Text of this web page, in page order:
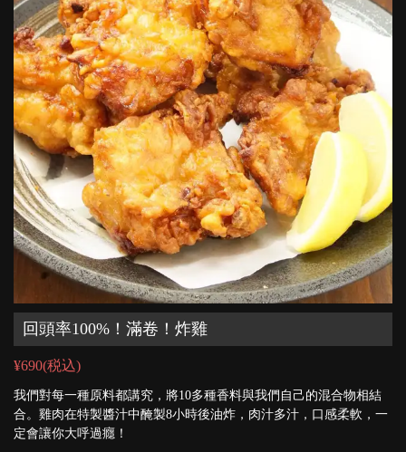
回頭率100%！滿卷！炸雞
¥690(税込)
我們對每一種原料都講究，將10多種香料與我們自己的混合物相結
合。雞肉在特製醬汁中醃製8小時後油炸，肉汁多汁，口感柔軟，一
定會讓你大呼過癮！